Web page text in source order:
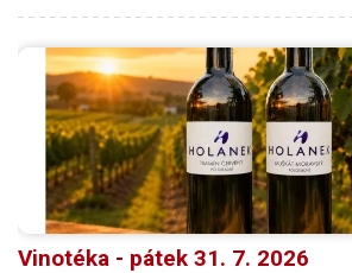
Vinotéka - pátek 31. 7. 2026